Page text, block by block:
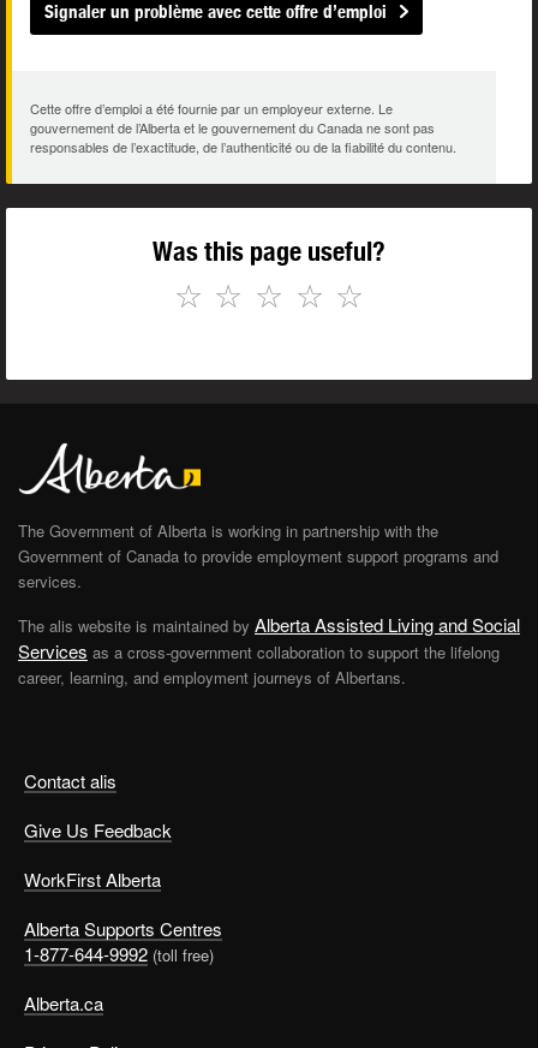
Signaler un problème avec cette offre d’emploi
Cette offre d’emploi a été fournie par un employeur externe. Le
gouvernement de l’Alberta et le gouvernement du Canada ne sont pas
responsables de l’exactitude, de l’authenticité ou de la fiabilité du contenu.
Was this page useful?
☆
☆
☆
☆
☆
Contact alis
Give Us Feedback
WorkFirst Alberta
Alberta Supports Centres
1-877-644-9992 (toll free)
Alberta.ca
The Government of Alberta is working in partnership with the
Government of Canada to provide employment support programs and
services.
The alis website is maintained by Alberta Assisted Living and Social
Services as a cross-government collaboration to support the lifelong
career, learning, and employment journeys of Albertans.